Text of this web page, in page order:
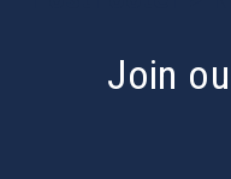
Join